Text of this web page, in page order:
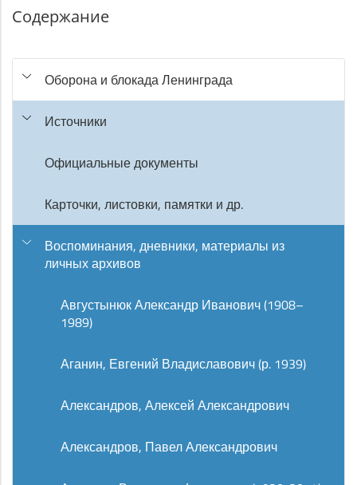
Содержание
Оборона и блокада Ленинграда
Источники
Официальные документы
Карточки, листовки, памятки и др.
Воспоминания, дневники, материалы из
личных архивов
Августынюк Александр Иванович (1908–
1989)
Аганин, Евгений Владиславович (р. 1939)
Александров, Алексей Александрович
Александров, Павел Александрович